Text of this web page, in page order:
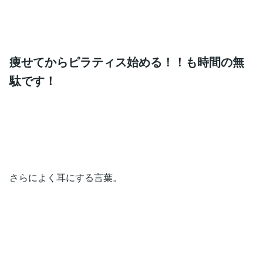
痩せてからピラティス始める！！も時間の無
駄です！
さらによく耳にする言葉。